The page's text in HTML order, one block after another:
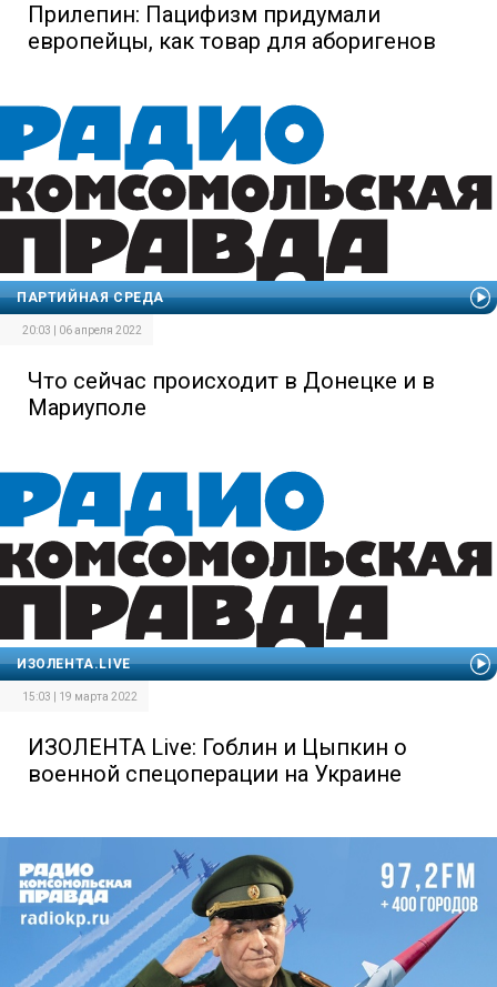
Прилепин: Пацифизм придумали
европейцы, как товар для аборигенов
ПАРТИЙНАЯ СРЕДА
20:03 | 06 апреля 2022
Что сейчас происходит в Донецке и в
Мариуполе
ИЗОЛЕНТА.LIVE
15:03 | 19 марта 2022
ИЗОЛЕНТА Live: Гоблин и Цыпкин о
военной спецоперации на Украине